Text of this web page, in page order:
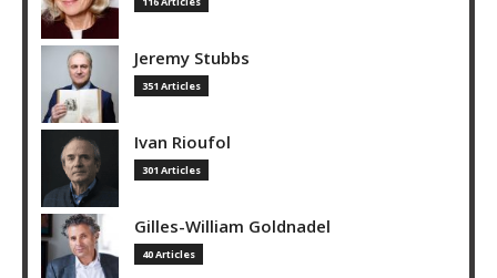
Jeremy Stubbs
351 Articles
Ivan Rioufol
301 Articles
Gilles-William Goldnadel
40 Articles